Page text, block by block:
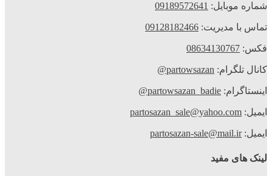
شماره موبایل: 09189572641
تماس با مدیریت: 09128182466
فکس: 08634130767
کانال تلگرام: partowsazan@
اینستاگرام: partowsazan_badie@
ایمیل: partosazan_sale@yahoo.com
ایمیل:partosazan-sale@mail.ir
لینک های مفید